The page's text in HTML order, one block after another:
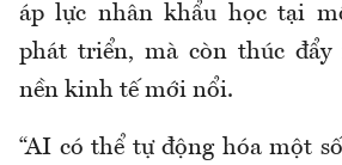
áp lực nhân khẩu học tại
phát triển, mà còn thúc đẩy
nền kinh tế mới nổi.
“AI có thể tự động hóa một